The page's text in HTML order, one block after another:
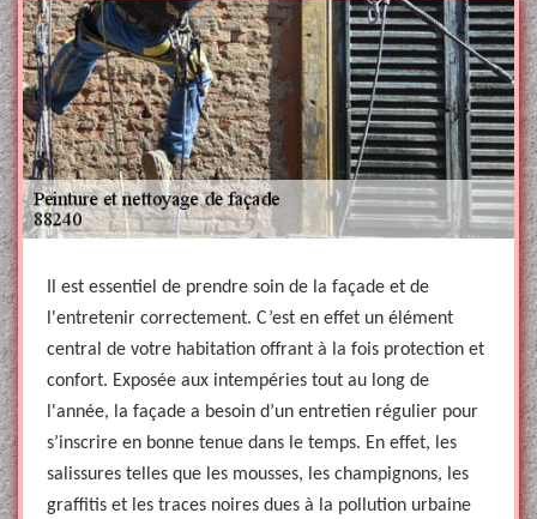
Il est essentiel de prendre soin de la façade et de
l'entretenir correctement. C’est en effet un élément
central de votre habitation offrant à la fois protection et
confort. Exposée aux intempéries tout au long de
l'année, la façade a besoin d’un entretien régulier pour
s’inscrire en bonne tenue dans le temps. En effet, les
salissures telles que les mousses, les champignons, les
graffitis et les traces noires dues à la pollution urbaine